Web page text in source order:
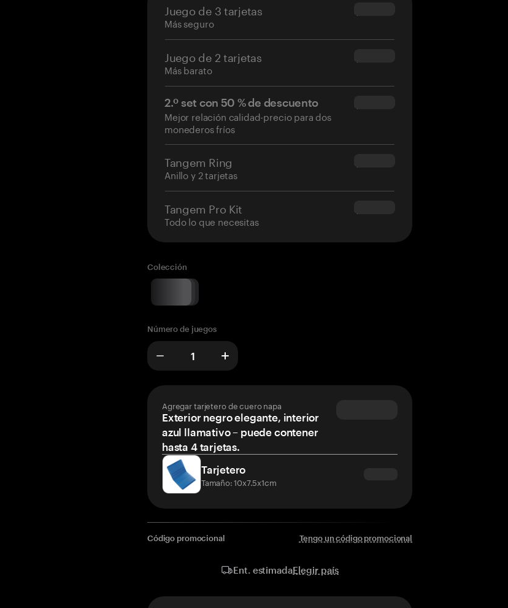
Juego de 3 tarjetas
Más seguro
$69.90
Juego de 2 tarjetas
Más barato
$54.90
2.º set con 50 % de descuento
Mejor relación calidad-precio para dos
monederos fríos
$34.95
Tangem Ring
Anillo y 2 tarjetas
$160.00
Tangem Pro Kit
Todo lo que necesitas
$180.00
Colección
Número de juegos
Agregar tarjetero de cuero napa
Exterior negro elegante, interior
azul llamativo – puede contener
hasta 4 tarjetas.
Tarjetero
Tamaño: 10x7.5x1cm
Código promocional Tengo un código promocional
Ent. estimadaElegir país